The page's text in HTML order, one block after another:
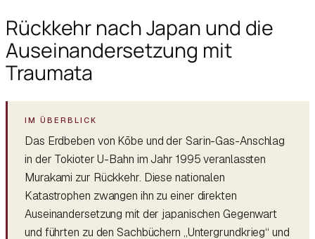
Rückkehr nach Japan und die
Auseinandersetzung mit
Traumata
Das Erdbeben von Kōbe und der Sarin-Gas-Anschlag
in der Tokioter U-Bahn im Jahr 1995 veranlassten
Murakami zur Rückkehr. Diese nationalen
Katastrophen zwangen ihn zu einer direkten
Auseinandersetzung mit der japanischen Gegenwart
und führten zu den Sachbüchern „Untergrundkrieg“ und